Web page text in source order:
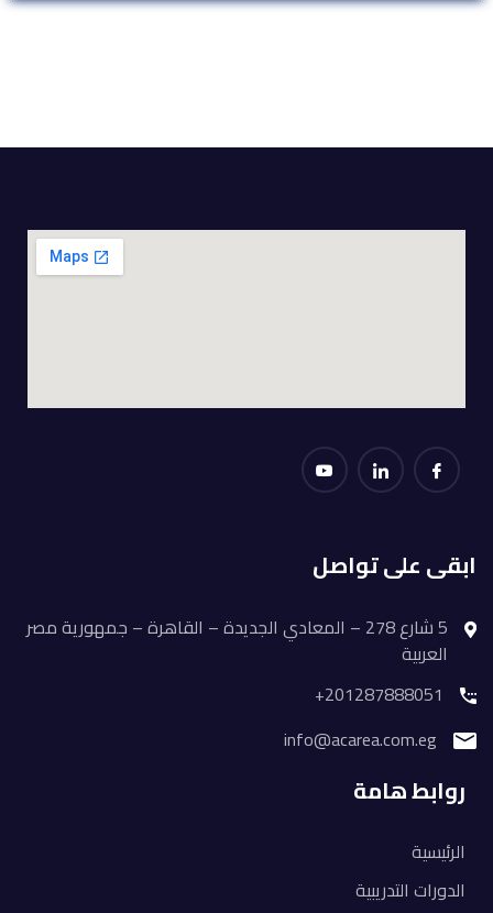
ابقى على تواصل
5 شارع 278 – المعادي الجديدة – القاهرة – جمهورية مصر
العربية
201287888051+
info@acarea.com.eg
روابط هامة
الرئيسية
الدورات التدريبية